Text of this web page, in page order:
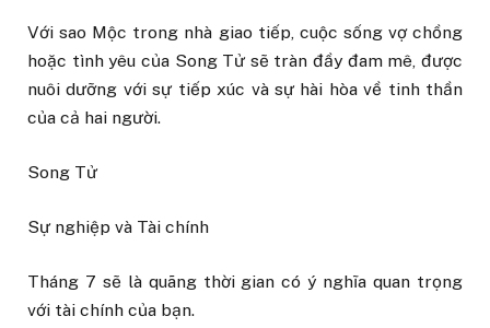
Với sao Mộc trong nhà giao tiếp, cuộc sống vợ chồng
hoặc tình yêu của Song Tử sẽ tràn đầy đam mê, được
nuôi dưỡng với sự tiếp xúc và sự hài hòa về tinh thần
của cả hai người.
Song Tử
Sự nghiệp và Tài chính
Tháng 7 sẽ là quãng thời gian có ý nghĩa quan trọng
với tài chính của bạn.